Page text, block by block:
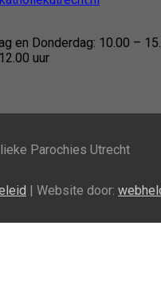
en Donderdag: 10.00 –
uur
Parochies Utrecht
| Website door: